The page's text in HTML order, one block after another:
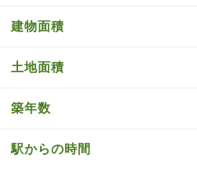
建物面積
土地面積
築年数
駅からの時間